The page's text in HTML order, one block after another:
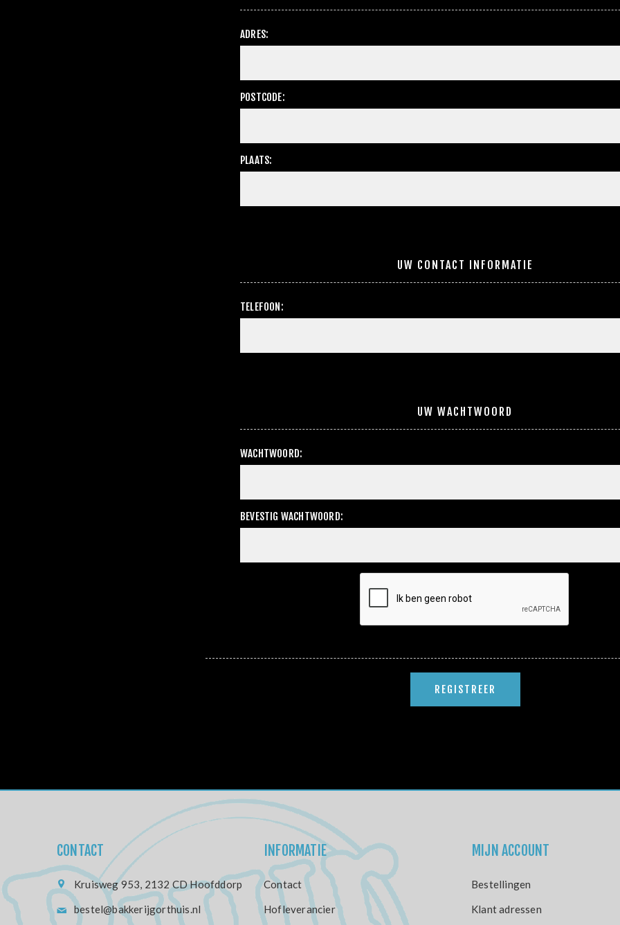
ADRES:
POSTCODE:
PLAATS:
UW CONTACT INFORMATIE
TELEFOON:
UW WACHTWOORD
WACHTWOORD:
BEVESTIG WACHTWOORD:
CONTACT
Kruisweg 953, 2132 CD Hoofddorp
bestel@bakkerijgorthuis.nl
INFORMATIE
Contact
Hofleverancier
MIJN ACCOUNT
Bestellingen
Klant adressen